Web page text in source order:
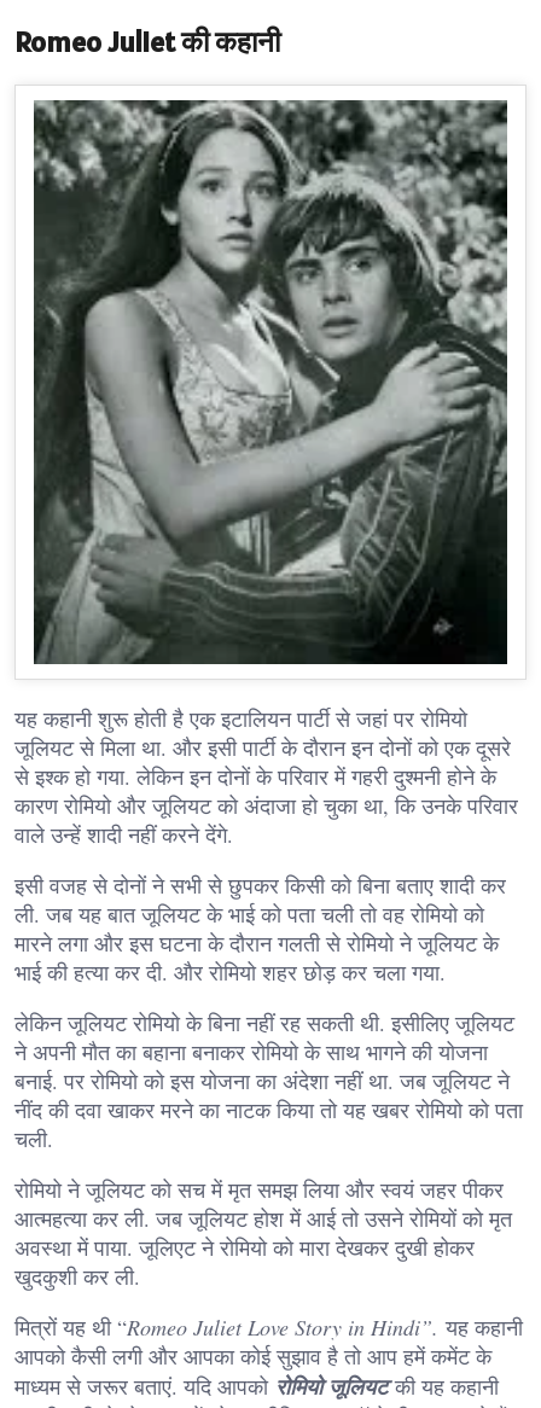
Romeo Juliet की कहानी
यह कहानी शुरू होती है एक इटालियन पार्टी से जहां पर रोमियो
जूलियट से मिला था. और इसी पार्टी के दौरान इन दोनों को एक दूसरे
से इश्क हो गया. लेकिन इन दोनों के परिवार में गहरी दुश्मनी होने के
कारण रोमियो और जूलियट को अंदाजा हो चुका था, कि उनके परिवार
वाले उन्हें शादी नहीं करने देंगे.
इसी वजह से दोनों ने सभी से छुपकर किसी को बिना बताए शादी कर
ली. जब यह बात जूलियट के भाई को पता चली तो वह रोमियो को
मारने लगा और इस घटना के दौरान गलती से रोमियो ने जूलियट के
भाई की हत्या कर दी. और रोमियो शहर छोड़ कर चला गया.
लेकिन जूलियट रोमियो के बिना नहीं रह सकती थी. इसीलिए जूलियट
ने अपनी मौत का बहाना बनाकर रोमियो के साथ भागने की योजना
बनाई. पर रोमियो को इस योजना का अंदेशा नहीं था. जब जूलियट ने
नींद की दवा खाकर मरने का नाटक किया तो यह खबर रोमियो को पता
चली.
रोमियो ने जूलियट को सच में मृत समझ लिया और स्वयं जहर पीकर
आत्महत्या कर ली. जब जूलियट होश में आई तो उसने रोमियों को मृत
अवस्था में पाया. जूलिएट ने रोमियो को मारा देखकर दुखी होकर
खुदकुशी कर ली.
मित्रों यह थी “Romeo Juliet Love Story in Hindi”.यह कहानी
आपको कैसी लगी और आपका कोई सुझाव है तो आप हमें कमेंट के
माध्यम से जरूर बताएं. यदि आपको रोमियो जूलियटकी यह कहानी